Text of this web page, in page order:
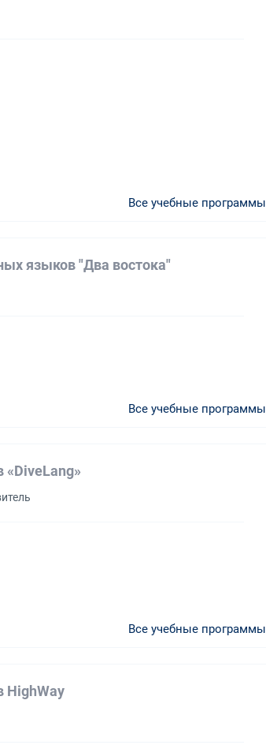
Все учебные программы
языков "Два востока"
Все учебные программы
Все учебные программы
HighWay